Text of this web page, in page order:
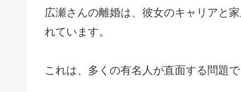
広瀬さんの離婚は、彼女のキャリアと
れています。
これは、多くの有名人が直面する問題